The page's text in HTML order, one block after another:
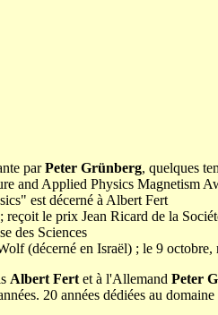
parPeter Grünberg, quelques
and Applied Physics Magnetism
est décerné à Albert Fert
le prix Jean Ricard de la
des Sciences
(décerné en Israël) ; le 9
Albert Fert et à l'Allemand Peter
20 années dédiées au